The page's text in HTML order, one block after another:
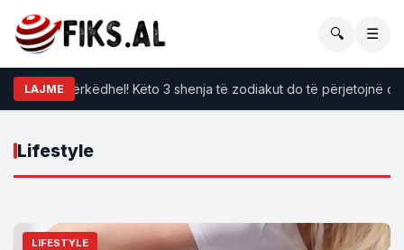
🔍 ☰
LAJME
Jeta po i përkëdhel! Këto 3 shenja të zodiakut do të përjetojnë
Lifestyle
LIFESTYLE